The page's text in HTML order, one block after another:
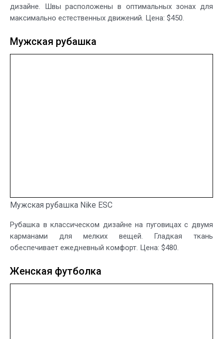
дизайне. Швы расположены в оптимальных зонах для
максимально естественных движений. Цена: $450.
Мужская рубашка
Мужская рубашка Nike ESC
Рубашка в классическом дизайне на пуговицах с двумя
карманами для мелких вещей. Гладкая ткань
обеспечивает ежедневный комфорт. Цена: $480.
Женская футболка